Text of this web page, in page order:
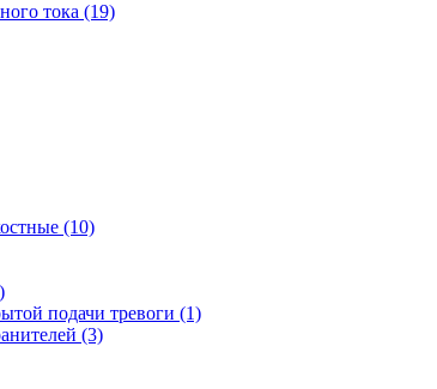
тока (19)
(10)
подачи тревоги (1)
(3)